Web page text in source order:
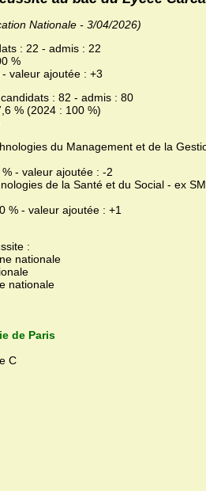
Nationale - 3/04/2026)
: 22 - admis : 22
%
valeur ajoutée : +3
: 82 - admis : 80
% (2024 : 100 %)
du Management et de la
- valeur ajoutée : -2
de la Santé et du Social - ex
- valeur ajoutée : +1
:
nationale
nationale
de Paris
C